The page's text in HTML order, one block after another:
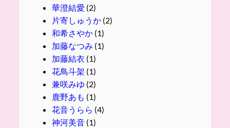
華澄結愛 (2)
片寄しゅうか(2)
和希さやか(1)
加藤なつみ (1)
加藤結衣 (1)
花鳥斗架 (1)
兼咲みゆ (2)
鹿野あも (1)
花音うらら (4)
神河美音(1)